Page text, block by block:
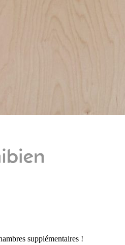
supplémentaires !